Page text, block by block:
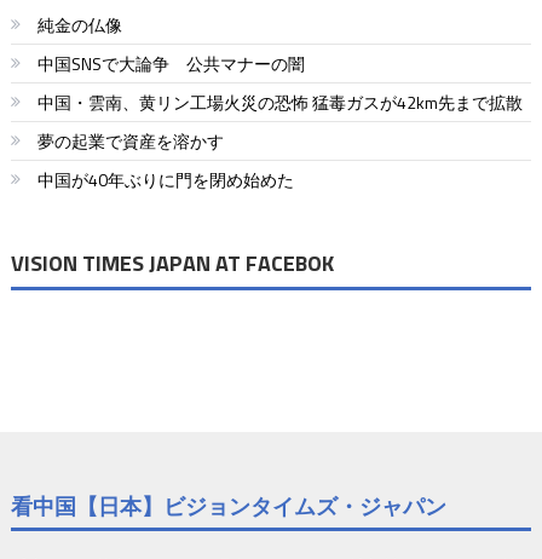
純金の仏像
中国SNSで大論争 公共マナーの闇
中国・雲南、黄リン工場火災の恐怖 猛毒ガスが42km先まで拡散
夢の起業で資産を溶かす
中国が40年ぶりに門を閉め始めた
VISION TIMES JAPAN AT FACEBOK
看中国【日本】ビジョンタイムズ・ジャパン